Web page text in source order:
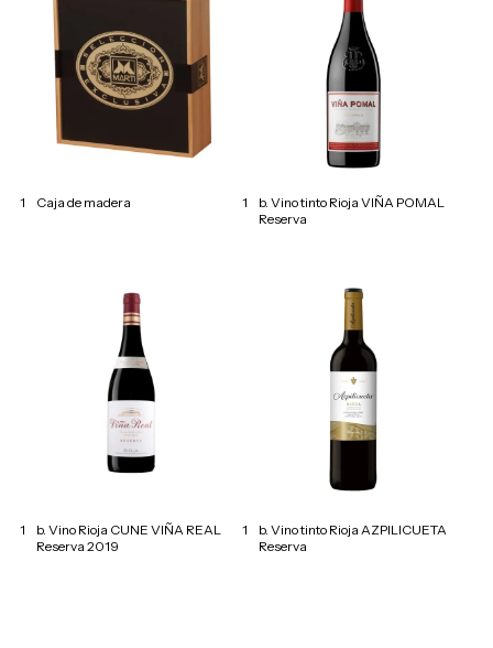
1 Caja de madera 1
b. Vino tinto Rioja VIÑA POMAL
Reserva
1
b. Vino Rioja CUNE VIÑA REAL
Reserva 2019
1
b. Vino tinto Rioja AZPILICUETA
Reserva